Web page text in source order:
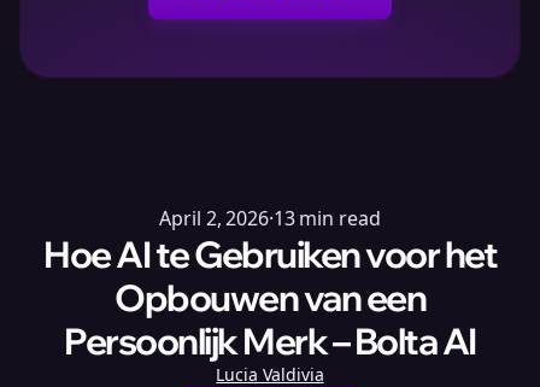
April 2, 2026·13 min read
Hoe AI te Gebruiken voor het
Opbouwen van een
Persoonlijk Merk – Bolta AI
Lucia Valdivia